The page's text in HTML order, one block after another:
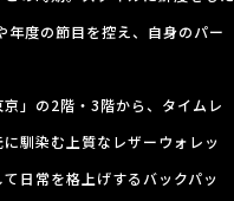
年度の節目を控え、自身のパー
」の2階・3階から、タイムレ
馴染む上質なレザーウォレッ
日常を格上げするバックパッ